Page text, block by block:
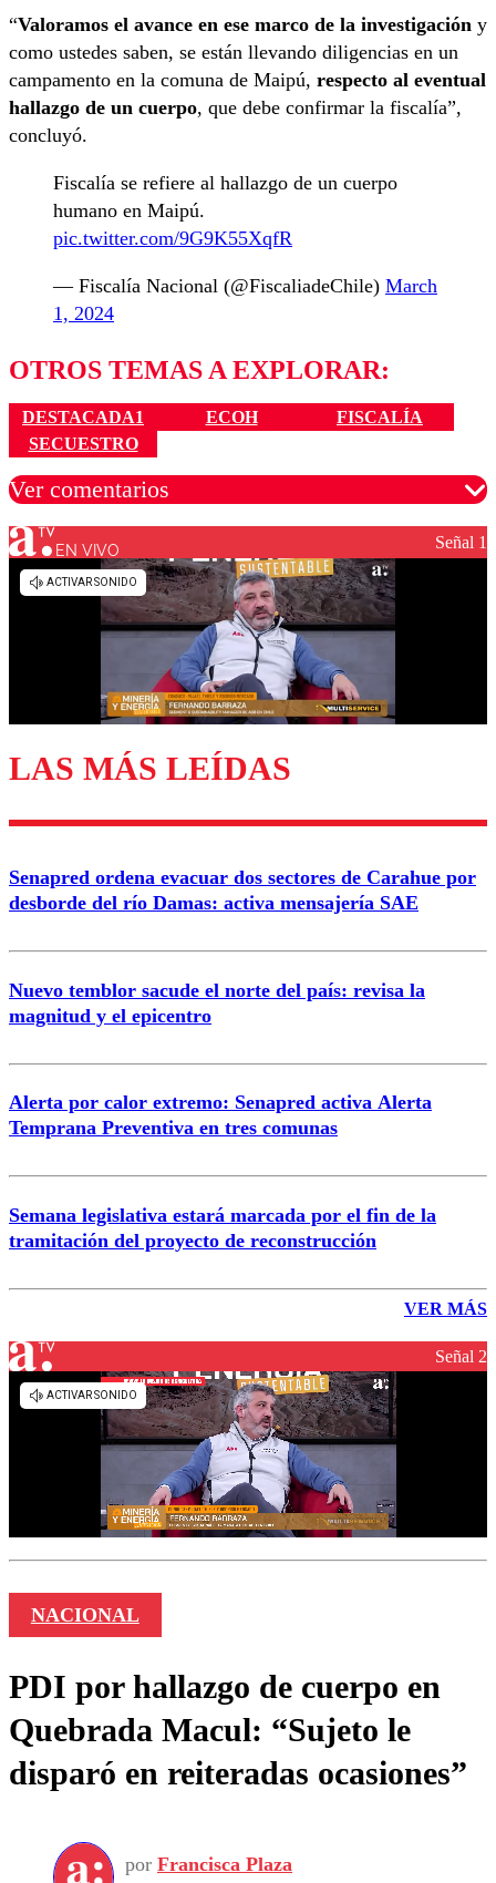
“Valoramos el avance en ese marco de la investigación y
como ustedes saben, se están llevando diligencias en un
campamento en la comuna de Maipú, respecto al eventual
hallazgo de un cuerpo, que debe confirmar la fiscalía”,
concluyó.
Fiscalía se refiere al hallazgo de un cuerpo
humano en Maipú.
pic.twitter.com/9G9K55XqfR
— Fiscalía Nacional (@FiscaliadeChile) March
1, 2024
OTROS TEMAS A EXPLORAR:
DESTACADA1 ECOH
FISCALÍA
SECUESTRO
Ver comentarios
Los comentarios son moderados para garantizar un
diálogo respetuoso.
Enviar comentario
EN VIVO Señal 1
LAS MÁS LEÍDAS
Senapred ordena evacuar dos sectores de Carahue por
desborde del río Damas: activa mensajería SAE
Nuevo temblor sacude el norte del país: revisa la
magnitud y el epicentro
Alerta por calor extremo: Senapred activa Alerta
Temprana Preventiva en tres comunas
Semana legislativa estará marcada por el fin de la
tramitación del proyecto de reconstrucción
VER MÁS
Señal 2
NACIONAL
PDI por hallazgo de cuerpo en
Quebrada Macul: “Sujeto le
disparó en reiteradas ocasiones”
por Francisca Plaza